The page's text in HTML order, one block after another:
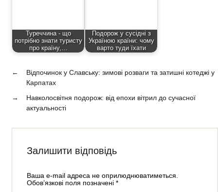
Туреччина - що
потрібно знати туристу
про країну,…
Подорож у сусідні з
Україною країни: чому
варто туди їхати
←
Відпочинок у Славську: зимові розваги та затишні котеджі у
Карпатах
→
Навколосвітня подорож: від епохи вітрил до сучасної
актуальності
Залишити відповідь
Ваша e-mail адреса не оприлюднюватиметься.
Обов’язкові поля позначені *